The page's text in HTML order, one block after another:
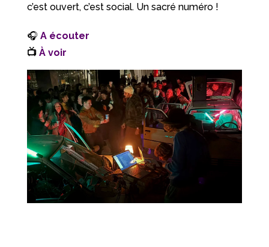
c’est ouvert, c’est social. Un sacré numéro !
🎧 A écouter
📺 À voir